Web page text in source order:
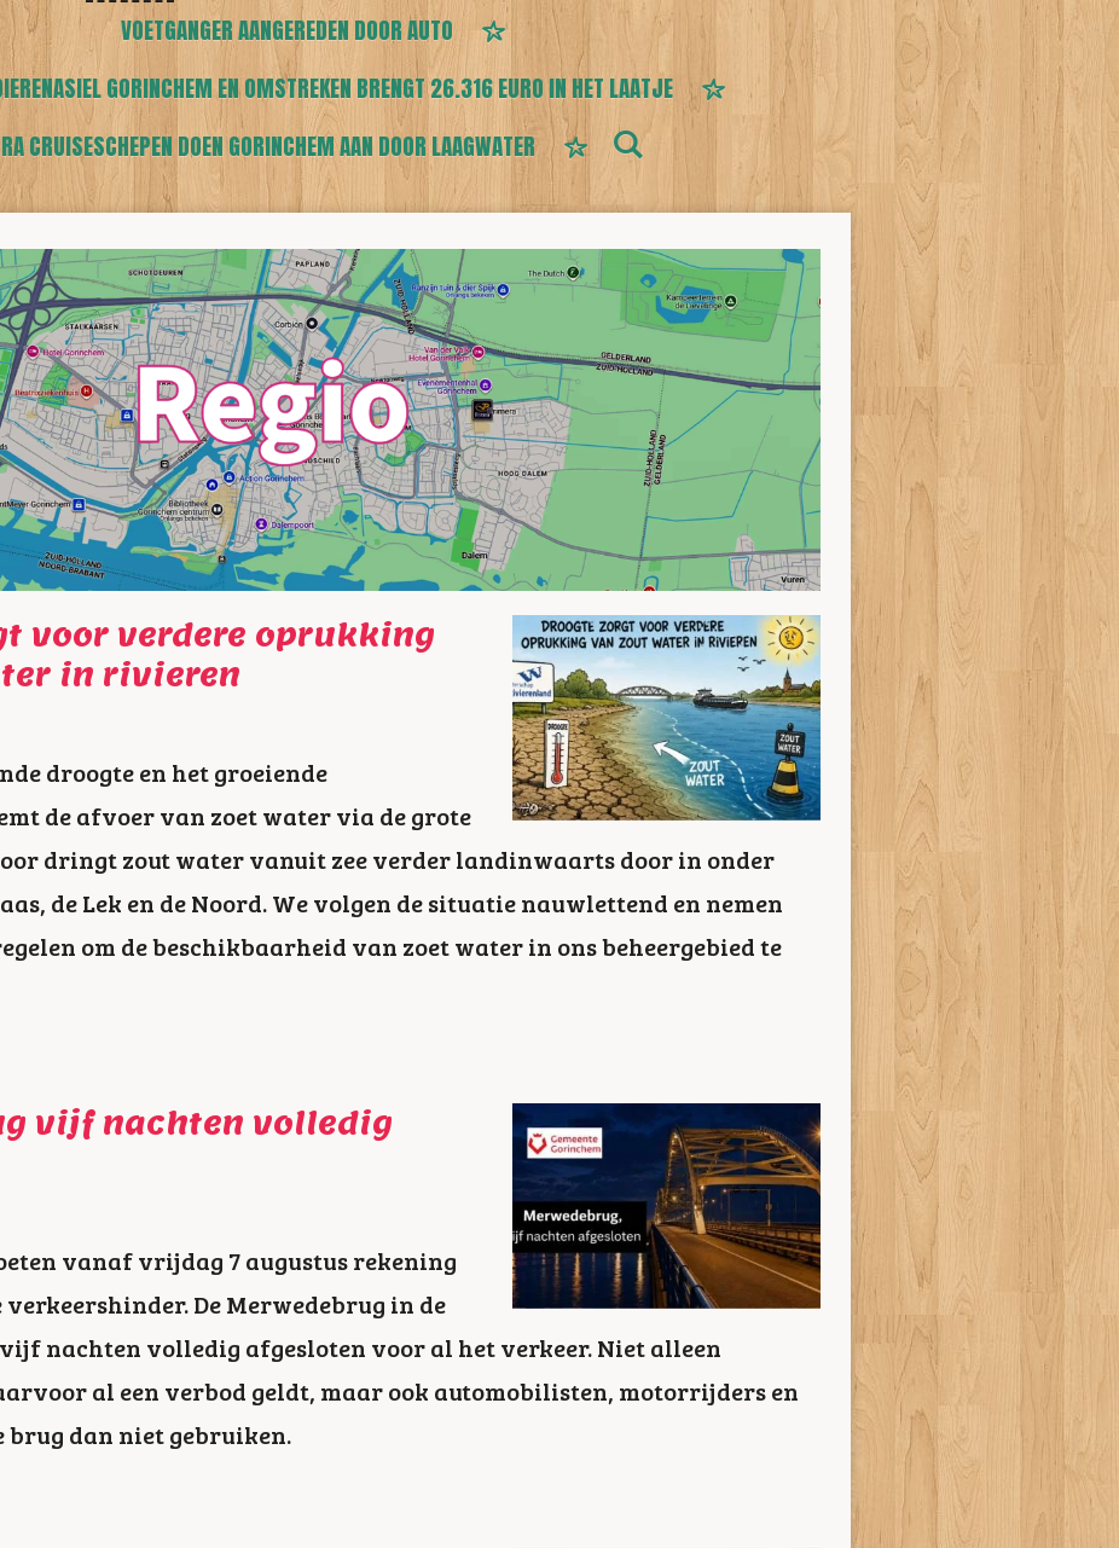
VOETGANGER AANGEREDEN DOOR AUTO
GORINCHEM EN OMSTREKEN BRENGT 26.316 EURO IN HET LAATJE
CRUISESCHEPEN DOEN GORINCHEM AAN DOOR LAAGWATER
voor verdere oprukking
in rivieren
droogte en het groeiende
de afvoer van zoet water via de grote
dringt zout water vanuit zee verder landinwaarts door in onder
de Lek en de Noord. We volgen de situatie nauwlettend en nemen
om de beschikbaarheid van zoet water in ons beheergebied te
vijf nachten volledig
vanaf vrijdag 7 augustus rekening
De Merwedebrug in de
nachten volledig afgesloten voor al het verkeer. Niet alleen
al een verbod geldt, maar ook automobilisten, motorrijders en
brug dan niet gebruiken.